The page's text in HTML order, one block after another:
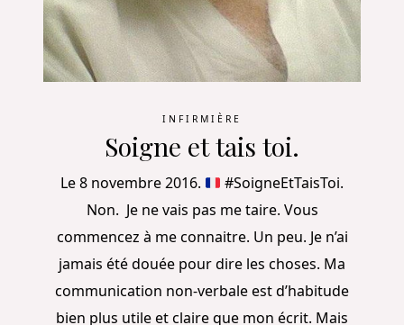
INFIRMIÈRE
Soigne et tais toi.
Le 8 novembre 2016.
#SoigneEtTaisToi.
Non. Je ne vais pas me taire. Vous
commencez à me connaitre. Un peu. Je n’ai
jamais été douée pour dire les choses. Ma
communication non-verbale est d’habitude
bien plus utile et claire que mon écrit. Mais